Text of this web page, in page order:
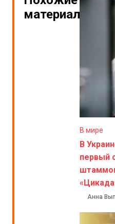
материалы
В мире
В
первый
Анна